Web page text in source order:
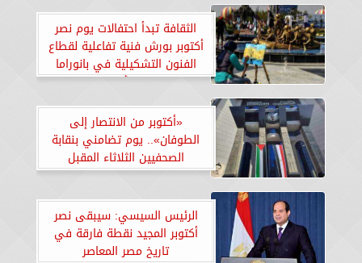
الثقافة تبدأ احتفالات يوم نصر
أكتوبر بورش فنية تفاعلية لقطاع
الفنون التشكيلية في بانوراما
حرب أكتوبر
«أكتوبر من الانتصار إلى
الطوفان».. يوم تضامني بنقابة
الصحفيين الثلاثاء المقبل
الرئيس السيسي: سيبقى نصر
أكتوبر المجيد نقطة فارقة في
تاريخ مصر المعاصر